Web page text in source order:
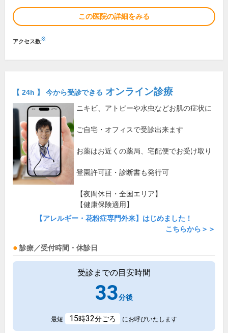
この医院の詳細をみる
アクセス数※
【 24h 】 今から受診できる オンライン診療
ニキビ、アトピーや水虫などお肌の症状に
ご自宅・オフィスで受診出来ます
お薬はお近くの薬局、宅配便でお受け取り
登園許可証・診断書も発行可
【夜間休日・全国エリア】
【健康保険適用】
【アレルギー・花粉症専門外来】はじめました！
こちらから＞＞
診療／受付時間・休診日
受診までの目安時間
33分後
最短 15時32分ごろ にお呼びいたします